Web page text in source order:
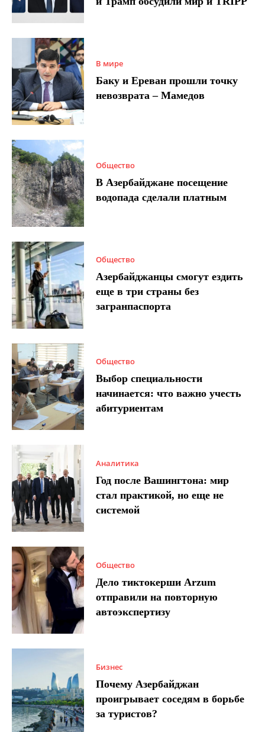
В мире
Баку и Ереван прошли точку
невозврата – Мамедов
Общество
В Азербайджане посещение
водопада сделали платным
Общество
Азербайджанцы смогут ездить
еще в три страны без
загранпаспорта
Общество
Выбор специальности
начинается: что важно учесть
абитуриентам
Аналитика
Год после Вашингтона: мир
стал практикой, но еще не
системой
Общество
Дело тиктокерши Arzum
отправили на повторную
автоэкспертизу
Бизнес
Почему Азербайджан
проигрывает соседям в борьбе
за туристов?